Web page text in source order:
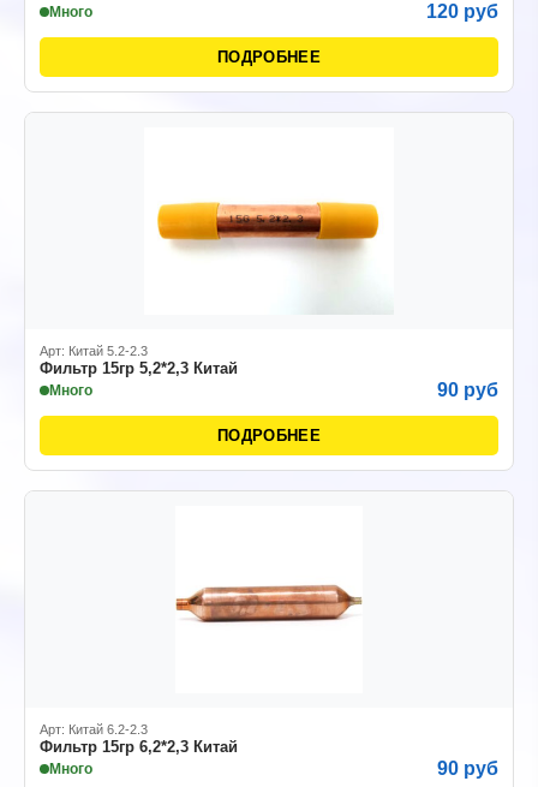
Много 120 руб
ПОДРОБНЕЕ
Арт: Китай 5.2-2.3
Фильтр 15гр 5,2*2,3 Китай
Много 90 руб
ПОДРОБНЕЕ
Арт: Китай 6.2-2.3
Фильтр 15гр 6,2*2,3 Китай
Много 90 руб